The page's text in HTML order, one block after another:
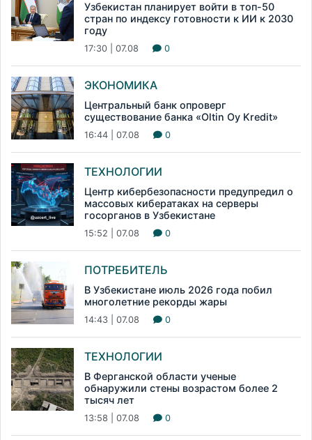
Узбекистан планирует войти в топ-50
стран по индексу готовности к ИИ к 2030
году
17:30 | 07.08 0
ЭКОНОМИКА
Центральный банк опроверг
существование банка «Oltin Oy Kredit»
16:44 | 07.08 0
ТЕХНОЛОГИИ
Центр кибербезопасности предупредил о
массовых кибератаках на серверы
госорганов в Узбекистане
15:52 | 07.08 0
ПОТРЕБИТЕЛЬ
В Узбекистане июль 2026 года побил
многолетние рекорды жары
14:43 | 07.08 0
ТЕХНОЛОГИИ
В Ферганской области ученые
обнаружили стены возрастом более 2
тысяч лет
13:58 | 07.08 0